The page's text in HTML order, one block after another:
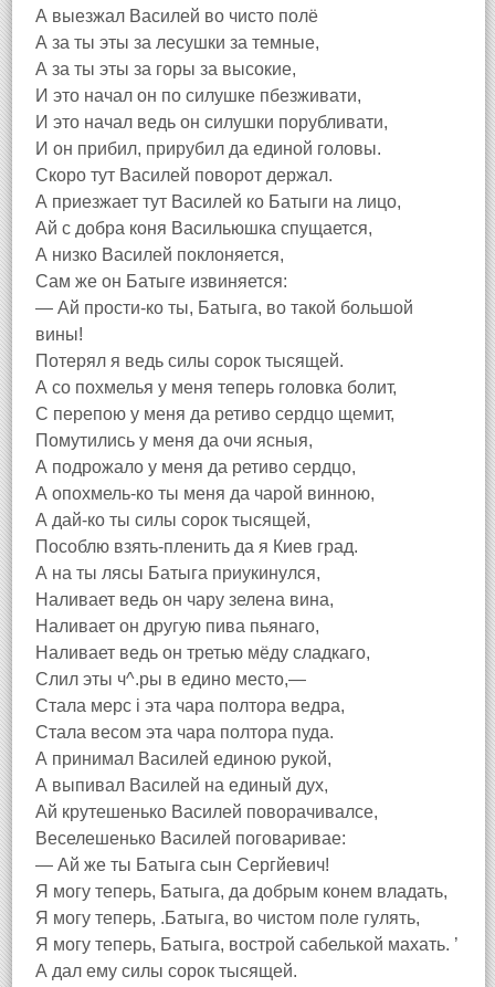
А выезжал Василей во чисто полё
А за ты эты за лесушки за темные,
А за ты эты за горы за высокие,
И это начал он по силушке пбезживати,
И это начал ведь он силушки порубливати,
И он прибил, прирубил да единой головы.
Скоро тут Василей поворот держал.
А приезжает тут Василей ко Батыги на лицо,
Ай с добра коня Васильюшка спущается,
А низко Василей поклоняется,
Сам же он Батыге извиняется:
— Ай прости-ко ты, Батыга, во такой большой
вины!
Потерял я ведь силы сорок тысящей.
А со похмелья у меня теперь головка болит,
С перепою у меня да ретиво сердцо щемит,
Помутились у меня да очи ясныя,
А подрожало у меня да ретиво сердцо,
А опохмель-ко ты меня да чарой винною,
А дай-ко ты силы сорок тысящей,
Пособлю взять-пленить да я Киев град.
А на ты лясы Батыга приукинулся,
Наливает ведь он чару зелена вина,
Наливает он другую пива пьянаго,
Наливает ведь он третью мёду сладкаго,
Слил эты ч^.ры в едино место,—
Стала мерс i эта чара полтора ведра,
Стала весом эта чара полтора пуда.
А принимал Василей единою рукой,
А выпивал Василей на единый дух,
Ай крутешенько Василей поворачивалсе,
Веселешенько Василей поговаривае:
— Ай же ты Батыга сын Сергйевич!
Я могу теперь, Батыга, да добрым конем владать,
Я могу теперь, .Батыга, во чистом поле гулять,
Я могу теперь, Батыга, вострой сабелькой махать. ’
А дал ему силы сорок тысящей.